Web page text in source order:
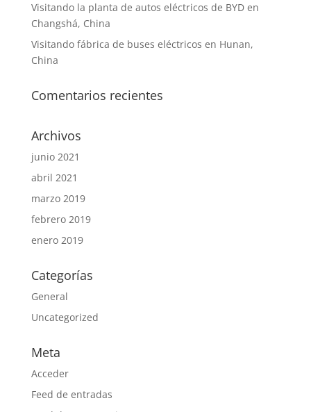
Visitando la planta de autos eléctricos de BYD en
Changshá, China
Visitando fábrica de buses eléctricos en Hunan,
China
Comentarios recientes
Archivos
junio 2021
abril 2021
marzo 2019
febrero 2019
enero 2019
Categorías
General
Uncategorized
Meta
Acceder
Feed de entradas